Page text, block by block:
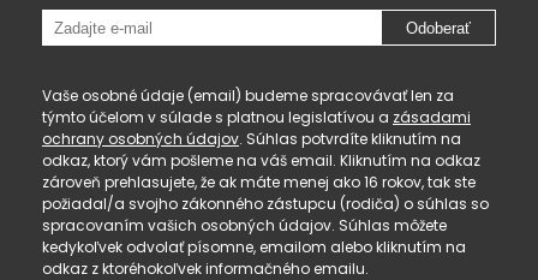
Odoberať
Vaše osobné údaje (email) budeme spracovávať len za
týmto účelom v súlade s platnou legislatívou a zásadami
ochrany osobných údajov. Súhlas potvrdíte kliknutím na
odkaz, ktorý vám pošleme na váš email. Kliknutím na odkaz
zároveň prehlasujete, že ak máte menej ako 16 rokov, tak ste
požiadal/a svojho zákonného zástupcu (rodiča) o súhlas so
spracovaním vašich osobných údajov. Súhlas môžete
kedykoľvek odvolať písomne, emailom alebo kliknutím na
odkaz z ktoréhokoľvek informačného emailu.